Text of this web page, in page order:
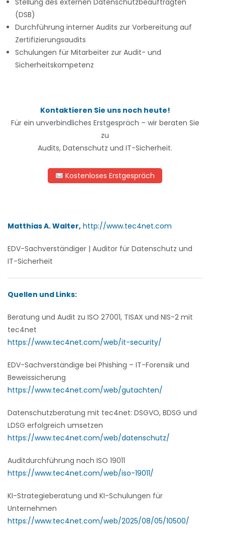
Stellung des externen Datenschutzbeauftragten
(DSB)
Durchführung interner Audits zur Vorbereitung auf
Zertifizierungsaudits
Schulungen für Mitarbeiter zur Audit- und
Sicherheitskompetenz
Kontaktieren Sie uns noch heute!
Für ein unverbindliches Erstgespräch – wir beraten Sie
zu
Audits, Datenschutz und IT-Sicherheit.
Kostenloses Erstgespräch
Matthias A. Walter, http://www.tec4net.com
EDV-Sachverständiger | Auditor für Datenschutz und
IT-Sicherheit
Quellen und Links:
Beratung und Audit zu ISO 27001, TISAX und NIS-2 mit
tec4net
https://www.tec4net.com/web/it-security/
EDV-Sachverständige bei Phishing – IT-Forensik und
Beweissicherung
https://www.tec4net.com/web/gutachten/
Datenschutzberatung mit tec4net: DSGVO, BDSG und
LDSG erfolgreich umsetzen
https://www.tec4net.com/web/datenschutz/
Auditdurchführung nach ISO 19011
https://www.tec4net.com/web/iso-19011/
KI-Strategieberatung und KI-Schulungen für
Unternehmen
https://www.tec4net.com/web/2025/08/05/10500/